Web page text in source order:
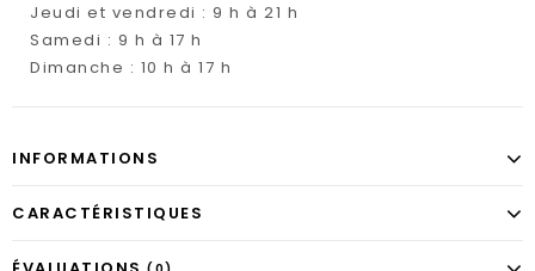
Jeudi et vendredi : 9 h à 21 h
Samedi : 9 h à 17 h
Dimanche : 10 h à 17 h
INFORMATIONS
CARACTÉRISTIQUES